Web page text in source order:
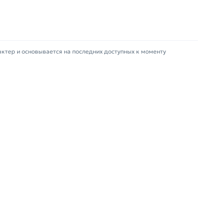
и основывается на последних доступных к моменту